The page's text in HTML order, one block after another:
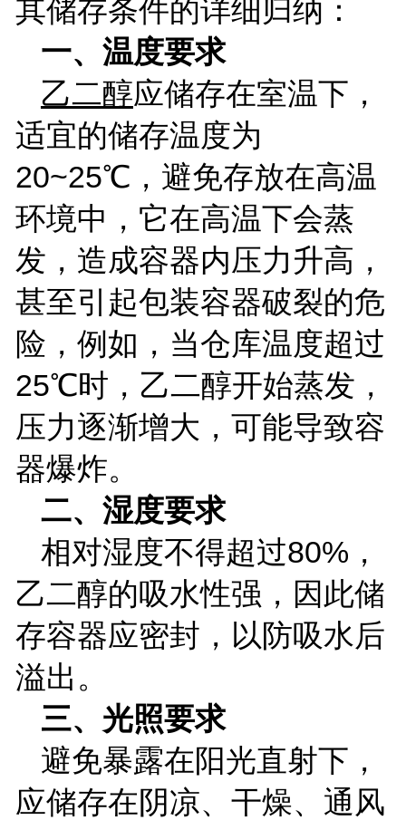
其储存条件的详细归纳：
一、温度要求
乙二醇应储存在室温下，
适宜的储存温度为
20~25℃，避免存放在高温
环境中，它在高温下会蒸
发，造成容器内压力升高，
甚至引起包装容器破裂的危
险，例如，当仓库温度超过
25℃时，乙二醇开始蒸发，
压力逐渐增大，可能导致容
器爆炸。
二、湿度要求
相对湿度不得超过80% ，
乙二醇的吸水性强，因此储
存容器应密封，以防吸水后
溢出。
三、光照要求
避免暴露在阳光直射下，
应储存在阴凉、干燥、通风